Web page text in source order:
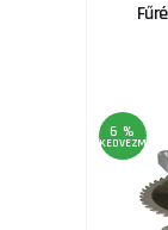
6 %
KEDVEZMÉNY